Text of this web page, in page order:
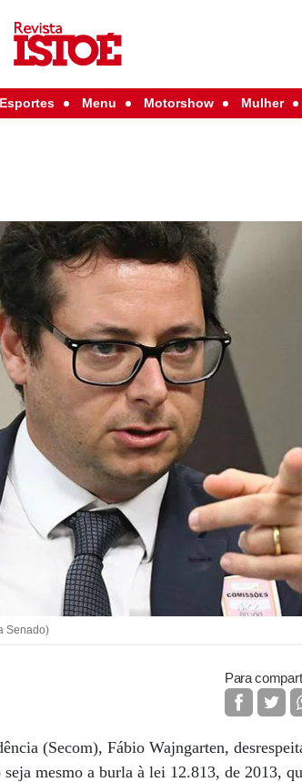
Esportes Menu Motorshow Mulher
Senado)
Para
(Secom), Fábio Wajngarten,
mesmo a burla à lei 12.813, de 2013,